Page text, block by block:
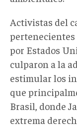
Activistas del
pertenecientes
por Estados
culparon a la
estimular los
que
Brasil, donde
extrema